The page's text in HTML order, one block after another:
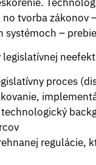
tvorba zákonov
systémoch –
legislatívnej
proces
regulácie,